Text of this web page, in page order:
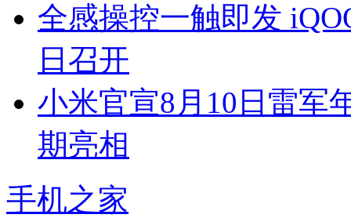
全感操控一触即发
日召开
小米官宣8月10日雷军
期亮相
手机之家